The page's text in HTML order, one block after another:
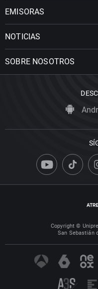
EMISORAS
NOTICIAS
SOBRE NOSOTROS
Copyright ©
San Sebastián